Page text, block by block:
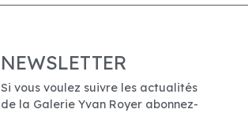
NEWSLETTER
Si vous voulez suivre les actualités
de la Galerie Yvan Royer abonnez-